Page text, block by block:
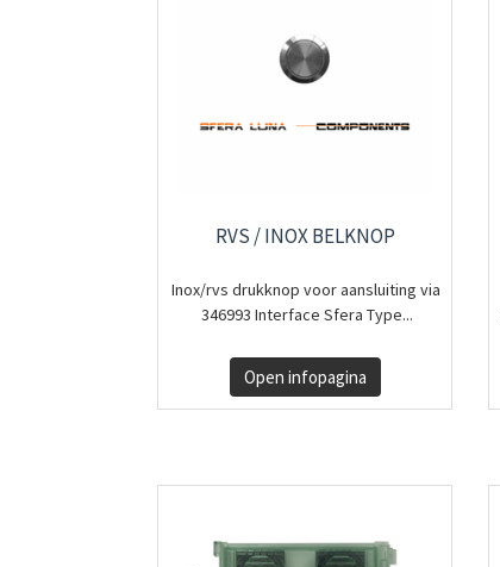
RVS / INOX BELKNOP
Inox/rvs drukknop voor aansluiting via
346993 Interface Sfera Type...
Open infopagina